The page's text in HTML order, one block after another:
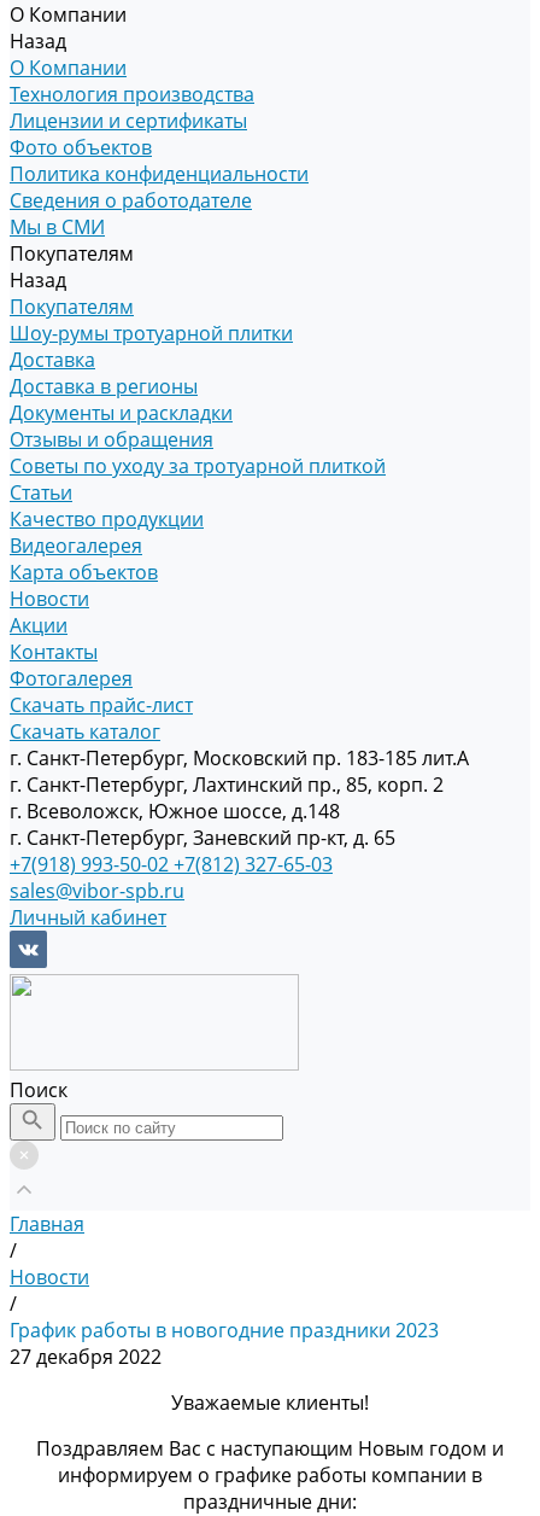
О Компании
Назад
О Компании
Технология производства
Лицензии и сертификаты
Фото объектов
Политика конфиденциальности
Сведения о работодателе
Мы в СМИ
Покупателям
Назад
Покупателям
Шоу-румы тротуарной плитки
Доставка
Доставка в регионы
Документы и раскладки
Отзывы и обращения
Советы по уходу за тротуарной плиткой
Статьи
Качество продукции
Видеогалерея
Карта объектов
Новости
Акции
Контакты
Фотогалерея
Скачать прайс-лист
Скачать каталог
г. Санкт-Петербург, Московский пр. 183-185 лит.А
г. Санкт-Петербург, Лахтинский пр., 85, корп. 2
г. Всеволожск, Южное шоссе, д.148
г. Санкт-Петербург, Заневский пр-кт, д. 65
+7(918) 993-50-02+7(812) 327-65-03
sales@vibor-spb.ru
Личный кабинет
Поиск
Главная
/
Новости
/
График работы в новогодние праздники 2023
27 декабря 2022
Уважаемые клиенты!
Поздравляем Вас с наступающим Новым годом и
информируем о графике работы компании в
праздничные дни: